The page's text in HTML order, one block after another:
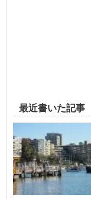
最近書いた記事